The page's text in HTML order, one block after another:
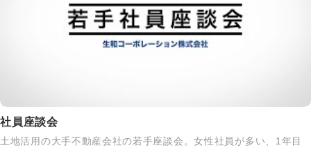
社員座談会
土地活用の大手不動産会社の若手座談会。女性社員が多い、1年目